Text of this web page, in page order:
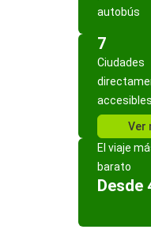
autobús
7
Ciudades
accesibles
Ver
El viaje
barato
Desde